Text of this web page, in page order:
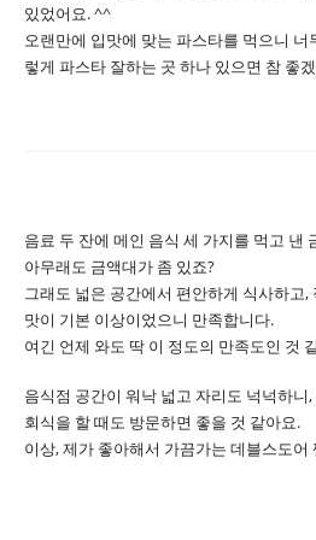
있었어요. ^^
오랜만에 입맛에 맞는 파스타를 먹으니
렇게 파스타 잘하는 곳 하나 있으면 참 좋
음료 두 잔에 메인 음식 세 가지를 먹고 낸
아무래도 금액대가 좀 있죠?
그래도 넓은 공간에서 편안하게 식사하고
맛이 기본 이상이었으니 만족합니다.
여긴 언제 와도 딱 이 정도의 만족도인 것
음식점 공간이 워낙 넓고 자리도 넉넉하니
회식을 할 때도 방문하면 좋을 것 같아요.
이상, 제가 좋아해서 가끔가는 데블스도어